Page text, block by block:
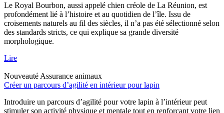
Le Royal Bourbon, aussi appelé chien créole de La Réunion, est
profondément lié à l’histoire et au quotidien de l’île. Issu de
croisements naturels au fil des siècles, il n’a pas été sélectionné selon
des standards stricts, ce qui explique sa grande diversité
morphologique.
Lire
Nouveauté Assurance animaux
Créer un parcours d’agilité en intérieur pour lapin
Introduire un parcours d’agilité pour votre lapin à l’intérieur peut
stimuler son activité physique et mentale tout en renforçant votre lien